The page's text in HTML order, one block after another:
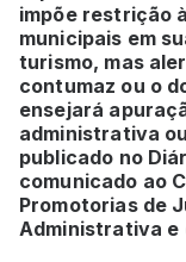
impõe restrição
municipais em
turismo, mas
contumaz ou o
ensejará
administrativa
publicado no
comunicado ao
Promotorias de
Administrativa e